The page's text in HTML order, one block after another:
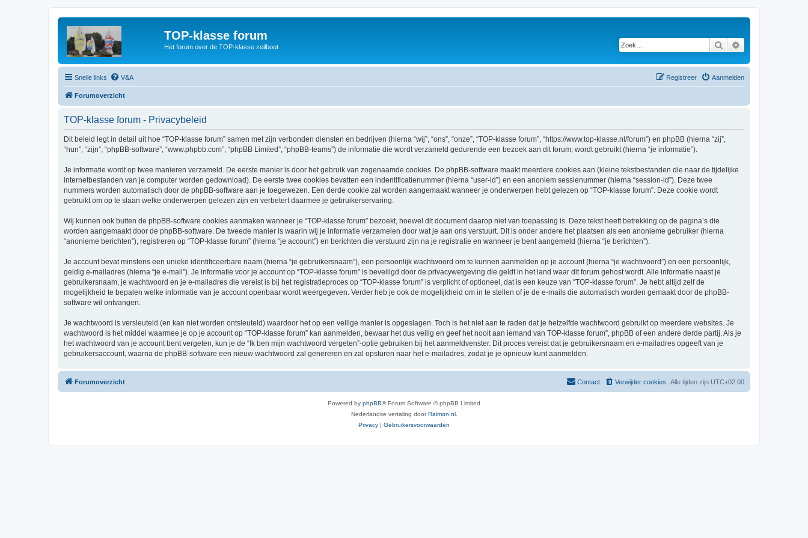
TOP-klasse forum
Het forum over de TOP-klasse zeilboot Zoek
Snelle links V&A Aanmelden
Registreer
Forumoverzicht
TOP-klasse forum - Privacybeleid
Dit beleid legt in detail uit hoe “TOP-klasse forum” samen met zijn verbonden diensten en bedrijven (hierna “wij”, “ons”, “onze”, “TOP-klasse forum”, “https://www.top-klasse.nl/forum”) en phpBB (hierna “zij”,
“hun”, “zijn”, “phpBB-software”, “www.phpbb.com”, “phpBB Limited”, “phpBB-teams”) de informatie die wordt verzameld gedurende een bezoek aan dit forum, wordt gebruikt (hierna “je informatie”).
Je informatie wordt op twee manieren verzameld. De eerste manier is door het gebruik van zogenaamde cookies. De phpBB-software maakt meerdere cookies aan (kleine tekstbestanden die naar de tijdelijke
internetbestanden van je computer worden gedownload). De eerste twee cookies bevatten een indentificatienummer (hierna “user-id”) en een anoniem sessienummer (hierna “session-id”). Deze twee
nummers worden automatisch door de phpBB-software aan je toegewezen. Een derde cookie zal worden aangemaakt wanneer je onderwerpen hebt gelezen op “TOP-klasse forum”. Deze cookie wordt
gebruikt om op te slaan welke onderwerpen gelezen zijn en verbetert daarmee je gebruikerservaring.
Wij kunnen ook buiten de phpBB-software cookies aanmaken wanneer je “TOP-klasse forum” bezoekt, hoewel dit document daarop niet van toepassing is. Deze tekst heeft betrekking op de pagina’s die
worden aangemaakt door de phpBB-software. De tweede manier is waarin wij je informatie verzamelen door wat je aan ons verstuurt. Dit is onder andere het plaatsen als een anonieme gebruiker (hierna
“anonieme berichten”), registreren op “TOP-klasse forum” (hierna “je account”) en berichten die verstuurd zijn na je registratie en wanneer je bent aangemeld (hierna “je berichten”).
Je account bevat minstens een unieke identificeerbare naam (hierna “je gebruikersnaam”), een persoonlijk wachtwoord om te kunnen aanmelden op je account (hierna “je wachtwoord”) en een persoonlijk,
geldig e-mailadres (hierna “je e-mail”). Je informatie voor je account op “TOP-klasse forum” is beveiligd door de privacywetgeving die geldt in het land waar dit forum gehost wordt. Alle informatie naast je
gebruikersnaam, je wachtwoord en je e-mailadres die vereist is bij het registratieproces op “TOP-klasse forum” is verplicht of optioneel, dat is een keuze van “TOP-klasse forum”. Je hebt altijd zelf de
mogelijkheid te bepalen welke informatie van je account openbaar wordt weergegeven. Verder heb je ook de mogelijkheid om in te stellen of je de e-mails die automatisch worden gemaakt door de phpBB-
software wil ontvangen.
Je wachtwoord is versleuteld (en kan niet worden ontsleuteld) waardoor het op een veilige manier is opgeslagen. Toch is het niet aan te raden dat je hetzelfde wachtwoord gebruikt op meerdere websites. Je
wachtwoord is het middel waarmee je op je account op “TOP-klasse forum” kan aanmelden, bewaar het dus veilig en geef het nooit aan iemand van TOP-klasse forum”, phpBB of een andere derde partij. Als je
het wachtwoord van je account bent vergeten, kun je de “Ik ben mijn wachtwoord vergeten”-optie gebruiken bij het aanmeldvenster. Dit proces vereist dat je gebruikersnaam en e-mailadres opgeeft van je
gebruikersaccount, waarna de phpBB-software een nieuw wachtwoord zal genereren en zal opsturen naar het e-mailadres, zodat je je opnieuw kunt aanmelden.
Forumoverzicht Alle tijden zijn UTC+02:00
Verwijder cookies
Contact
Powered by phpBB® Forum Software © phpBB Limited
Nederlandse vertaling doorRaimon.nl.
Privacy | Gebruikersvoorwaarden